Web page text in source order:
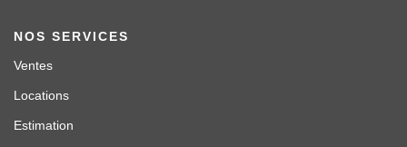
NOS SERVICES
Ventes
Locations
Estimation